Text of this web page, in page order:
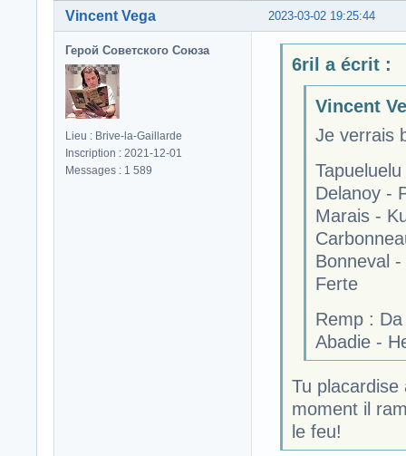
2023-03-02 19:25:44
Vincent Vega
Герой Советского Союза
Lieu : Brive-la-Gaillarde
Inscription : 2021-12-01
Messages : 1 589
6ril a écrit :
Vincent
Je verrais
Delanoy -
Marais -
Bonneval
Ferte
Remp :
Abadie -
Tu
moment il
le feu!